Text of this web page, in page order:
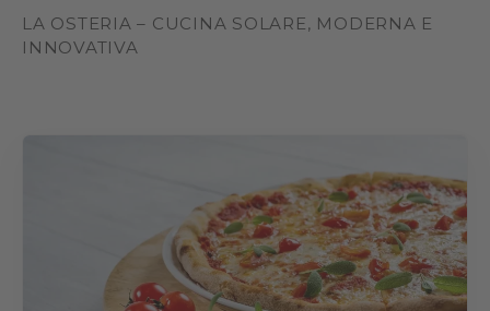
LA OSTERIA – CUCINA SOLARE, MODERNA E
INNOVATIVA